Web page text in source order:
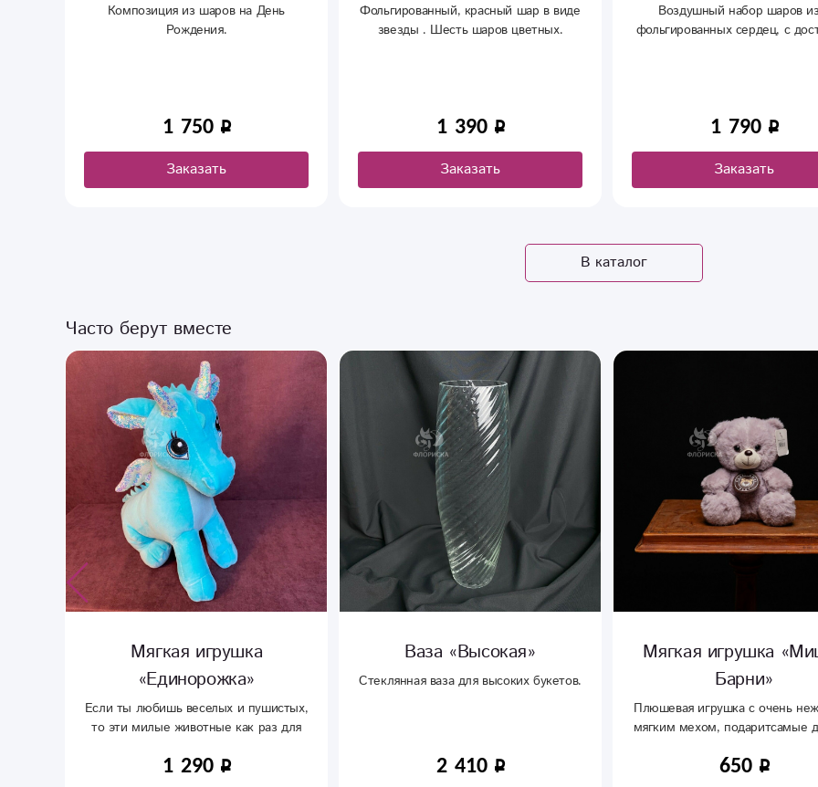
Композиция из шаров на День
Рождения.
1 750
Заказать
Фольгированный, красный шар в виде
звезды . Шесть шаров цветных.
1 390
Заказать
Воздушный набор шаров
фольгированных сердец, с
1 790
Заказать
В каталог
Часто берут вместе
Мягкая игрушка
«Единорожка»
Если ты любишь веселых и пушистых,
то эти милые животные как раз для
1 290
Ваза «Высокая»
Стеклянная ваза для высоких букетов.
2 410
Мягкая игрушка
Барни»
Плюшевая игрушка с очень
мягким мехом, подаритсамые
другу.
650